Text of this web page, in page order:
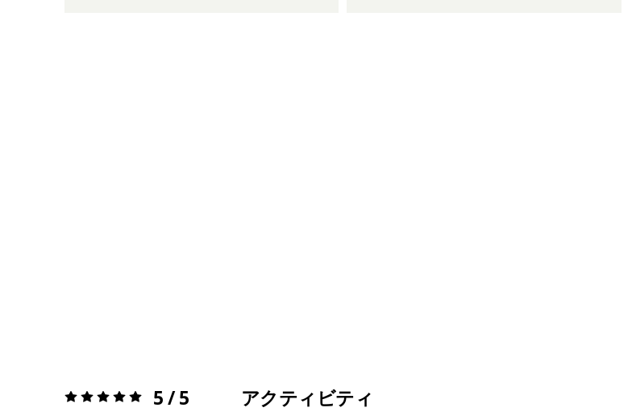
評価:5 / 5 5 / 5 アクティビティ